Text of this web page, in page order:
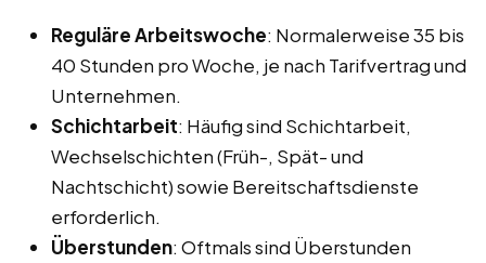
Reguläre Arbeitswoche: Normalerweise 35 bis
40 Stunden pro Woche, je nach Tarifvertrag und
Unternehmen.
Schichtarbeit: Häufig sind Schichtarbeit,
Wechselschichten (Früh-, Spät- und
Nachtschicht) sowie Bereitschaftsdienste
erforderlich.
Überstunden: Oftmals sind Überstunden